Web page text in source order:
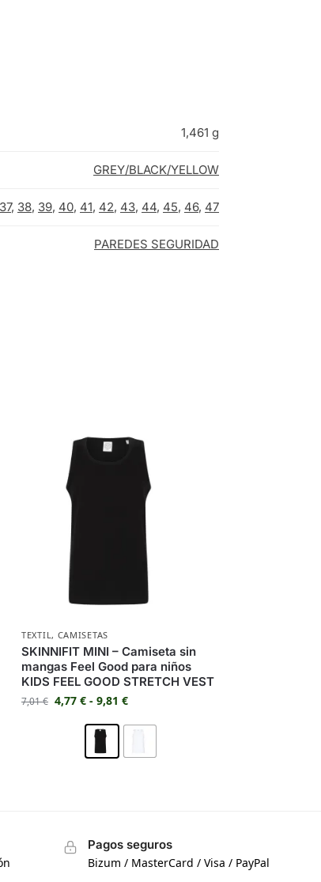
1,461 g
GREY/BLACK/YELLOW
37, 38, 39, 40, 41, 42, 43, 44, 45, 46, 47
PAREDES SEGURIDAD
TEXTIL, CAMISETAS
SKINNIFIT MINI – Camiseta sin
mangas Feel Good para niños
KIDS FEEL GOOD STRETCH VEST
7,01€ 4,77€ - 9,81€
Pagos seguros
Bizum / MasterCard / Visa / PayPal